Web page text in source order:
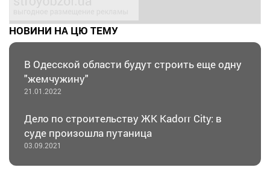
НОВИНИ НА ЦЮ ТЕМУ
В Одесской области будут строить еще одну
"жемчужину"
21.01.2022
Дело по строительству ЖК Kadorr City: в
суде произошла путаница
03.09.2021